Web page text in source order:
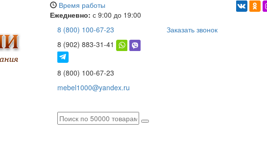
Время работы
Ежедневно: с 9:00 до 19:00
8 (800) 100-67-23
8 (902) 883-31-41
8 (800) 100-67-23
mebel1000@yandex.ru
Заказать звонок